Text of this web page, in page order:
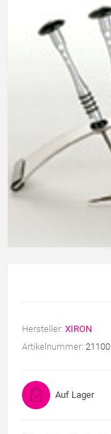
Hersteller: XIRON
Artikelnummer: 21100
Auf Lager